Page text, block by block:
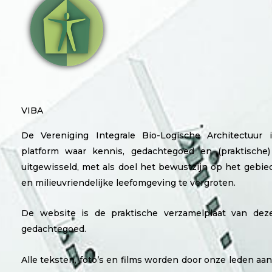
VIBA
De Vereniging Integrale Bio-Logische Architectuur
platform waar kennis, gedachtegoed en
uitgewisseld, met als doel het bewustzijn op het
en milieuvriendelijke leefomgeving te vergroten.
De website is de praktische verzamelplaat van
gedachtegoed.
Alle teksten, foto’s en films worden door onze leden